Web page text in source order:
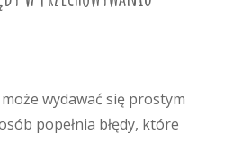
wydawać się prostym
popełnia błędy, które